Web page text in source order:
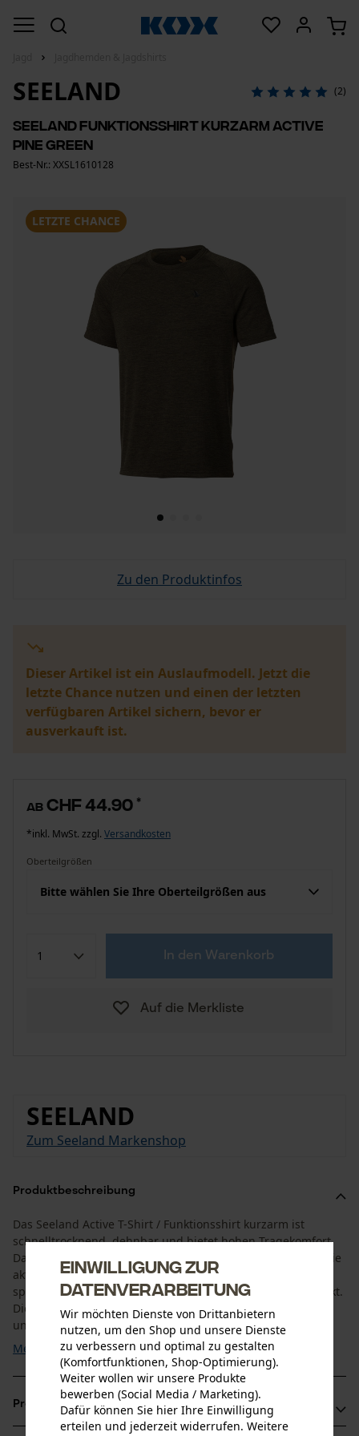
LETZTE CHANCE
SEELAND (2)
Seeland Funktionsshirt kurzarm Active
Pine Green
Best-Nr.: XXSL1610128
Zu den Produktinfos
Dieser Artikel ist ein Auslaufmodell. Jetzt die
letzte Chance nutzen und einen der letzten
verfügbaren Artikel sichern, bevor er
ausverkauft ist.
ab CHF 44.90 *
*inkl. MwSt. zzgl. Versandkosten
Oberteilgrößen
Bitte wählen Sie Ihre Oberteilgrößen aus
In den Warenkorb
Auf die Merkliste
SEELAND
Zum Seeland Markenshop
Produktbeschreibung
Das Seeland Active T-Shirt / Funktionsshirt kurzarm ist
schnelltrocknend, dehnbar und bietet hohen Tragekomfort.
Das Active Funktionsshirt ist die perfekte Basisschicht für die
aktive Jagd und jegliche Outdooraktivität. Der Stoff hat eine
spezielle Behandlung erhalten, die Gerüchen entgegenwirkt.
Die Vorteile: Das Wild kann Sie weniger leicht wahrnehmen
und Sie müssen das Kleidungsstück ...
Mehr anzeigen
Produktvorteile
Einwilligung zur
Datenverarbeitung
Wir möchten Dienste von Drittanbietern
nutzen, um den Shop und unsere Dienste
zu verbessern und optimal zu gestalten
(Komfortfunktionen, Shop-Optimierung).
Weiter wollen wir unsere Produkte
bewerben (Social Media / Marketing).
Dafür können Sie hier Ihre Einwilligung
erteilen und jederzeit widerrufen. Weitere